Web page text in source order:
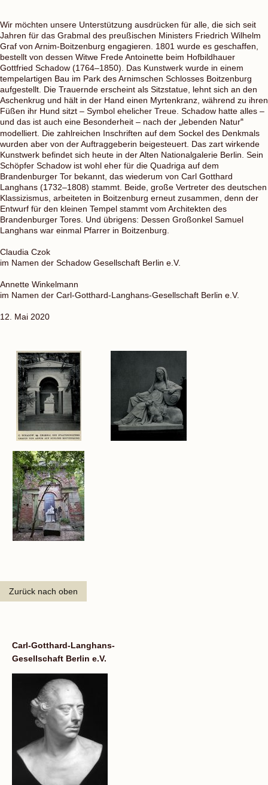
Wir möchten unsere Unterstützung ausdrücken für alle, die sich seit
Jahren für das Grabmal des preußischen Ministers Friedrich Wilhelm
Graf von Arnim-Boitzenburg engagieren. 1801 wurde es geschaffen,
bestellt von dessen Witwe Frede Antoinette beim Hofbildhauer
Gottfried Schadow (1764–1850). Das Kunstwerk wurde in einem
tempelartigen Bau im Park des Arnimschen Schlosses Boitzenburg
aufgestellt. Die Trauernde erscheint als Sitzstatue, lehnt sich an den
Aschenkrug und hält in der Hand einen Myrtenkranz, während zu ihren
Füßen ihr Hund sitzt – Symbol ehelicher Treue. Schadow hatte alles –
und das ist auch eine Besonderheit – nach der „lebenden Natur“
modelliert. Die zahlreichen Inschriften auf dem Sockel des Denkmals
wurden aber von der Auftraggeberin beigesteuert. Das zart wirkende
Kunstwerk befindet sich heute in der Alten Nationalgalerie Berlin. Sein
Schöpfer Schadow ist wohl eher für die Quadriga auf dem
Brandenburger Tor bekannt, das wiederum von Carl Gotthard
Langhans (1732–1808) stammt. Beide, große Vertreter des deutschen
Klassizismus, arbeiteten in Boitzenburg erneut zusammen, denn der
Entwurf für den kleinen Tempel stammt vom Architekten des
Brandenburger Tores. Und übrigens: Dessen Großonkel Samuel
Langhans war einmal Pfarrer in Boitzenburg.
Claudia Czok
im Namen der Schadow Gesellschaft Berlin e.V.
Annette Winkelmann
im Namen der Carl-Gotthard-Langhans-Gesellschaft Berlin e.V.
12. Mai 2020
Zurück nach oben
Carl-Gotthard-Langhans-
Gesellschaft Berlin e.V.